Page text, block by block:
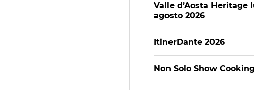
Valle d’Aosta Heritage
agosto 2026
ItinerDante 2026
Non Solo Show